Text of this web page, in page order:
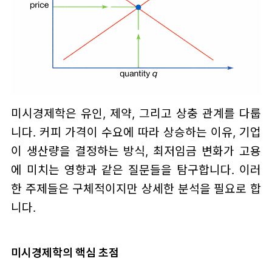
미시경제학은 유인, 제약, 그리고 상충 관계를 다룹
니다. 커피 가격이 수요에 따라 상승하는 이유, 기업
이 생산량을 결정하는 방식, 최저임금 변화가 고용
에 미치는 영향과 같은 질문들을 탐구합니다. 이러
한 주제들은 구체적이지만 상세한 분석을 필요로 합
니다.
미시경제학의 핵심 초점